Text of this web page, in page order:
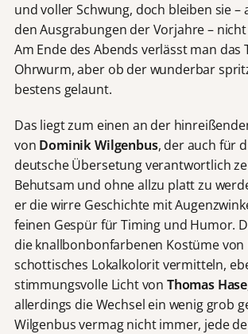
und voller Schwung, doch bleiben sie –
den Ausgrabungen der Vorjahre –
Am Ende des Abends verlässt man das
Ohrwurm, aber ob der wunderbar
bestens gelaunt.
Das liegt zum einen an der
von Dominik Wilgenbus, der auch für
deutsche Übersetung verantwortlich
Behutsam und ohne allzu platt zu
er die wirre Geschichte mit
feinen Gespür für Timing und Humor.
die knallbonbonfarbenen Kostüme von
schottisches Lokalkolorit vermitteln,
stimmungsvolle Licht von Thomas Hase
allerdings die Wechsel ein wenig grob
Wilgenbus vermag nicht immer, jede